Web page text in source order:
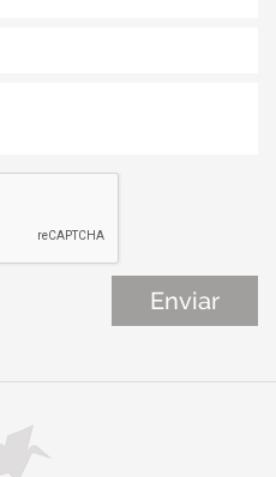
ovulatória. Nesta fase, a
se tornando super
sexo com camisinha ou
fecundada, fazendo com
dos hormônios
no corpo e na mente
os primeiros sintomas do
engravidou, então o útero
meio de uma sangria
que um novo ciclo de